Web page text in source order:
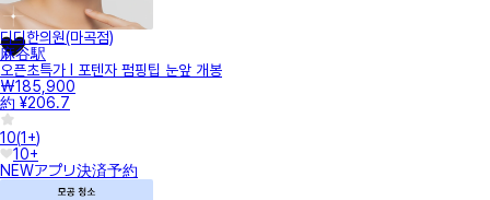
디디한의원(마곡점)
麻谷駅
오픈초특가 I 포텐자 펌핑팁 눈앞 개봉
₩185,900
約 ¥206.7
10(1+)
10+
NEWアプリ決済予約